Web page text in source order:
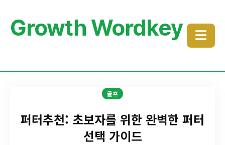
Growth Wordkey ☰
골프
퍼터추천: 초보자를 위한 완벽한 퍼터
선택 가이드